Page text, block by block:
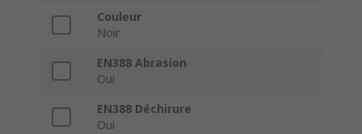
Couleur
Noir
EN388 Abrasion
Oui
EN388 Déchirure
Oui